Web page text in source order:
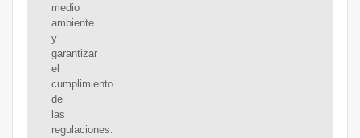
medio
ambiente
y
garantizar
el
cumplimiento
de
las
regulaciones.